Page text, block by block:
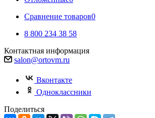
Сравнение товаров0
8 800 234 38 58
Контактная информация
salon@ortovm.ru
Вконтакте
Одноклассники
Поделиться